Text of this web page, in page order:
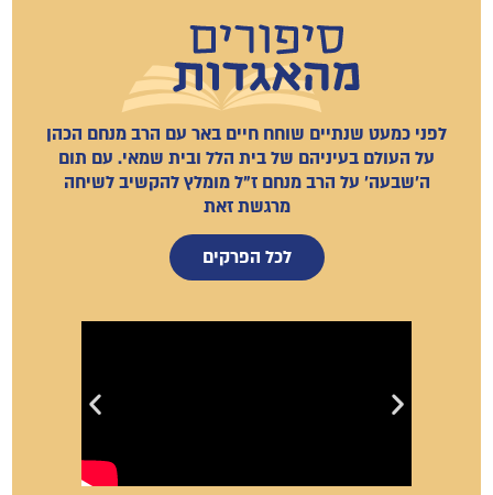
לפני כמעט שנתיים שוחח חיים באר עם הרב מנחם הכהן
על העולם בעיניהם של בית הלל ובית שמאי. עם תום
ה'שבעה' על הרב מנחם ז"ל מומלץ להקשיב לשיחה
מרגשת זאת
לכל הפרקים